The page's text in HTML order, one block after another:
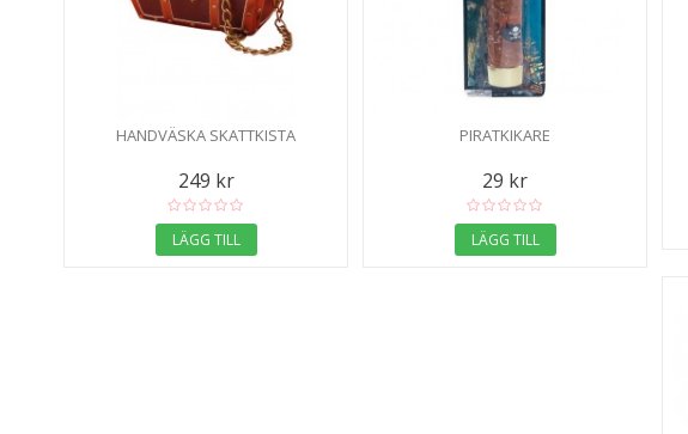
HANDVÄSKA SKATTKISTA
249 kr
LÄGG TILL
PIRATKIKARE
29 kr
LÄGG TILL